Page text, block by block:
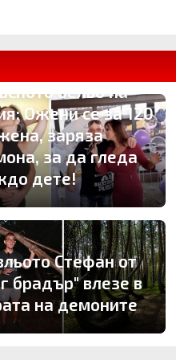
отмъщение!
бельо на
Ожени се за 120
заряза
за да гледа
дете!
Стефан от
брадър" влезе в
на демоните